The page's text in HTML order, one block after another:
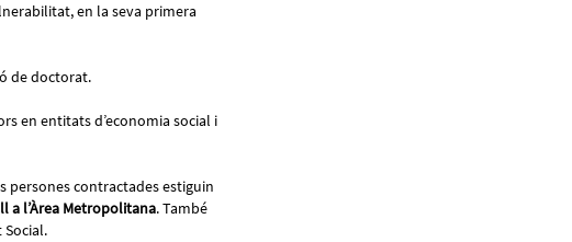
en la seva primera
de doctorat.
en entitats d’economia social i
persones contractades estiguin
a l’Àrea Metropolitana. També
Social.